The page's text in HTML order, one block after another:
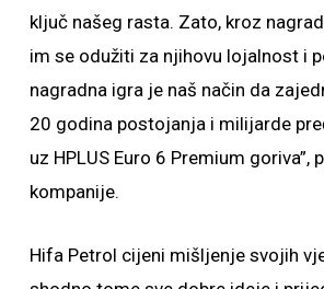
ključ našeg rasta. Zato, kroz
im se odužiti za njihovu lojalnost i
nagradna igra je naš način da
20 godina postojanja i milijarde
uz HPLUS Euro 6 Premium goriva”,
kompanije.
Hifa Petrol cijeni mišljenje svojih